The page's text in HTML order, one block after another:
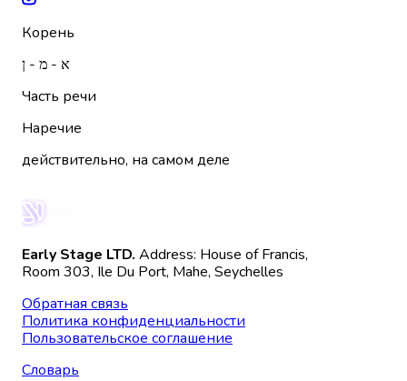
Корень
א - מ - ן
Часть речи
Наречие
действительно, на самом деле
Early Stage LTD. Address: House of Francis,
Room 303, Ile Du Port, Mahe, Seychelles
Обратная связь
Политика конфиденциальности
Пользовательское соглашение
Словарь